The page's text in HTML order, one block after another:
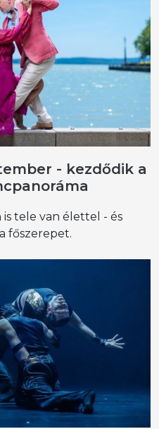
- kezdődik a
tele van élettel - és
főszerepet.